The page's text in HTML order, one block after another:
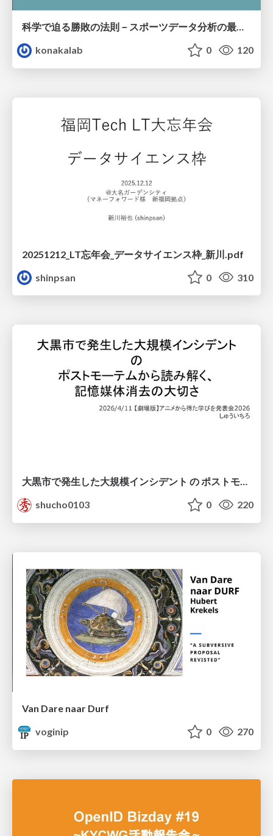
科学で迫る勝敗の法則－スポーツデータ分析の最前線 (刈谷市連携講座．2026年7月) / The principle of victory discovered by science. at Kariya City, 2027.07
konakalab
0 120
20251212_LT忘年会_データサイエンス枠_新川.pdf
shinpsan
0 310
大黒市で発生した大規模インシデント の ポストモーテムから読み解く、 記憶媒体消去の大切さ
shucho0103
0 220
Van Dare naar Durf
voginip
0 270